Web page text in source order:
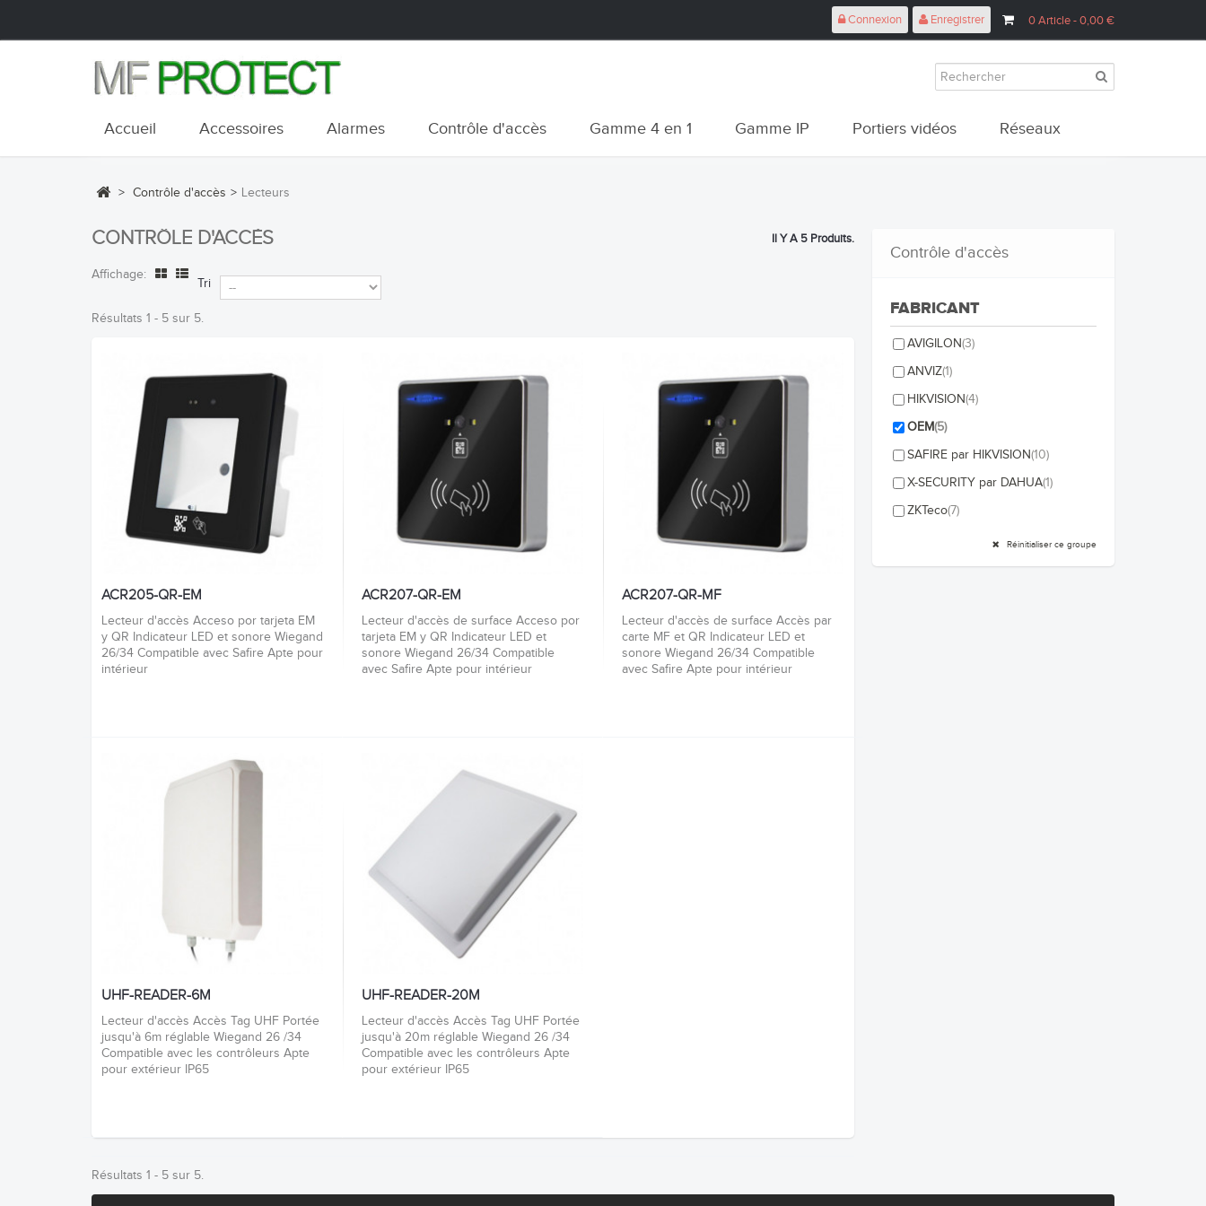
0Article- 0,00 €
Connexion Enregistrer
Accueil Accessoires Alarmes Contrôle d'accès Gamme 4 en 1 Gamme IP Portiers vidéos Réseaux
> Contrôle d'accès > Lecteurs
CONTRÔLE D'ACCÈS Il Y A 5 Produits.
Affichage:
Tri
Résultats 1 - 5 sur 5.
ACR205-QR-EM
Lecteur d'accès Acceso por tarjeta EM
y QR Indicateur LED et sonore Wiegand
26/34 Compatible avec Safire Apte pour
intérieur
ACR207-QR-EM
Lecteur d'accès de surface Acceso por
tarjeta EM y QR Indicateur LED et
sonore Wiegand 26/34 Compatible
avec Safire Apte pour intérieur
ACR207-QR-MF
Lecteur d'accès de surface Accès par
carte MF et QR Indicateur LED et
sonore Wiegand 26/34 Compatible
avec Safire Apte pour intérieur
UHF-READER-6M
Lecteur d'accès Accès Tag UHF Portée
jusqu'à 6m réglable Wiegand 26 /34
Compatible avec les contrôleurs Apte
pour extérieur IP65
UHF-READER-20M
Lecteur d'accès Accès Tag UHF Portée
jusqu'à 20m réglable Wiegand 26 /34
Compatible avec les contrôleurs Apte
pour extérieur IP65
Résultats 1 - 5 sur 5.
Contrôle d'accès
FABRICANT
AVIGILON(3)
ANVIZ(1)
HIKVISION(4)
OEM(5)
SAFIRE par HIKVISION(10)
X-SECURITY par DAHUA(1)
ZKTeco(7)
Réinitialiser ce groupe